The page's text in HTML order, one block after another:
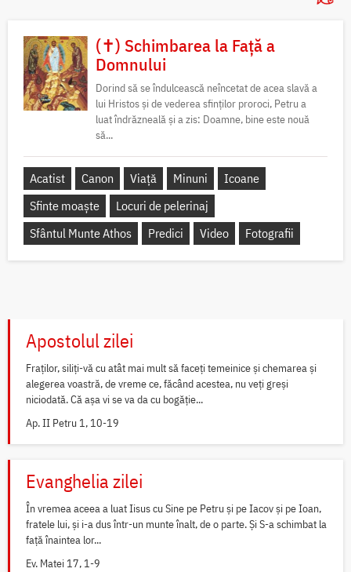
(✝) Schimbarea la Față a
Domnului
Dorind să se îndulcească neîncetat de acea slavă a
lui Hristos și de vederea sfinților proroci, Petru a
luat îndrăzneală și a zis: Doamne, bine este nouă
să...
Acatist Canon Viață Minuni
Icoane
Sfinte moaște
Locuri de pelerinaj
Sfântul Munte Athos
Predici Video Fotografii
Apostolul zilei
Fraților, siliți-vă cu atât mai mult să faceți temeinice și chemarea și
alegerea voastră, de vreme ce, făcând acestea, nu veți greși
niciodată. Că așa vi se va da cu bogăție...
Ap. II Petru 1, 10-19
Evanghelia zilei
În vremea aceea a luat Iisus cu Sine pe Petru și pe Iacov și pe Ioan,
fratele lui, și i-a dus într-un munte înalt, de o parte. Și S-a schimbat la
față înaintea lor...
Ev. Matei 17, 1-9